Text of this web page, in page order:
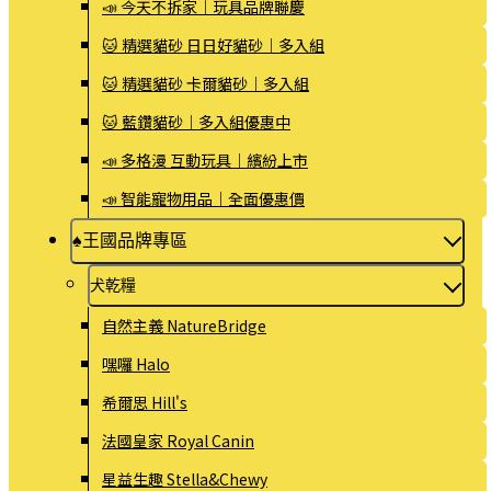
📣 今天不拆家｜玩具品牌聯慶
🐱 精選貓砂 日日好貓砂｜多入組
🐱 精選貓砂 卡爾貓砂｜多入組
🐱 藍鑽貓砂｜多入組優惠中
📣 多格漫 互動玩具｜繽紛上市
📣 智能寵物用品｜全面優惠價
♠王國品牌專區
犬乾糧
自然主義 NatureBridge
嘿囉 Halo
希爾思 Hill's
法國皇家 Royal Canin
星益生趣 Stella&Chewy